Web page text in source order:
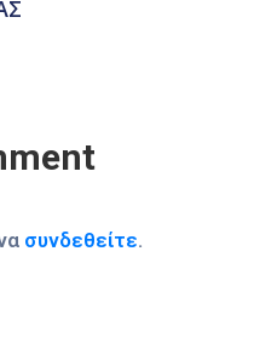
συνδεθείτε.